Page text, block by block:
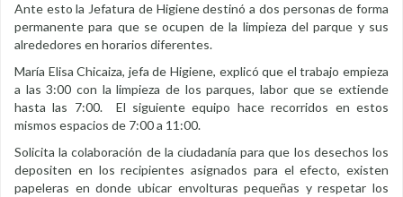
Ante esto la Jefatura de Higiene destinó a dos personas de forma
permanente para que se ocupen de la limpieza del parque y sus
alrededores en horarios diferentes.
María Elisa Chicaiza, jefa de Higiene, explicó que el trabajo empieza
a las 3:00 con la limpieza de los parques, labor que se extiende
hasta las 7:00. El siguiente equipo hace recorridos en estos
mismos espacios de 7:00 a 11:00.
Solicita la colaboración de la ciudadanía para que los desechos los
depositen en los recipientes asignados para el efecto, existen
papeleras en donde ubicar envolturas pequeñas y respetar los